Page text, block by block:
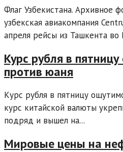
Флаг Узбекистана. Архивное
узбекская авиакомпания
апреля рейсы из Ташкента во
Курс рубля в
против юаня
Курс рубля в пятницу
курс китайской валюты
подряд и вышел на...
Мировые цены на